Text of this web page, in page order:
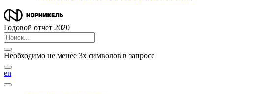
Годовой отчет 2020
Необходимо не менее 3х символов в запросе
en